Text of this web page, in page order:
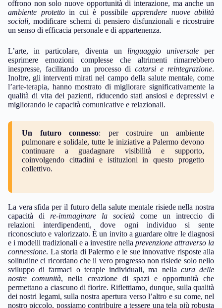
offrono non solo nuove opportunità di interazione, ma anche un
ambiente protettoin cui è possibile apprendere nuove abilità
sociali, modificare schemi di pensiero disfunzionali e ricostruire
un senso di efficacia personale e di appartenenza.
L’arte, in particolare, diventa un linguaggio universaleper
esprimere emozioni complesse che altrimenti rimarrebbero
inespresse, facilitando un processo dicatarsi e reintegrazione.
Inoltre, gli interventi mirati nel campo della salute mentale, come
l’arte-terapia, hanno mostrato di migliorare significativamente la
qualità di vita dei pazienti, riducendo stati ansiosi e depressivi e
migliorando le capacità comunicative e relazionali.
Un futuro connesso: per costruire un ambiente
pulmonare e solidale, tutte le iniziative a Palermo devono
continuare a guadagnare visibilità e supporto,
coinvolgendo cittadini e istituzioni in questo progetto
collettivo.
La vera sfida per il futuro della salute mentale risiede nella nostra
capacità di re-immaginare la società come un intreccio di
relazioni interdipendenti, dove ogni individuo si sente
riconosciuto e valorizzato. È un invito a guardare oltre le diagnosi
e i modelli tradizionali e a investire nella prevenzione attraverso la
connessione. La storia di Palermo e le sue innovative risposte alla
solitudine ci ricordano che il vero progresso non risiede solo nello
sviluppo di farmaci o terapie individuali, ma nella cura delle
nostre comunità, nella creazione di spazi e opportunità che
permettano a ciascuno di fiorire. Riflettiamo, dunque, sulla qualità
dei nostri legami, sulla nostra apertura verso l’altro e su come, nel
nostro piccolo, possiamo contribuire a tessere una tela più robusta